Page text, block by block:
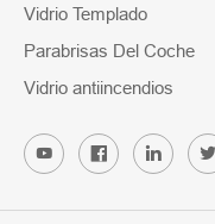
Vidrio Templado
Parabrisas Del Coche
Vidrio antiincendios